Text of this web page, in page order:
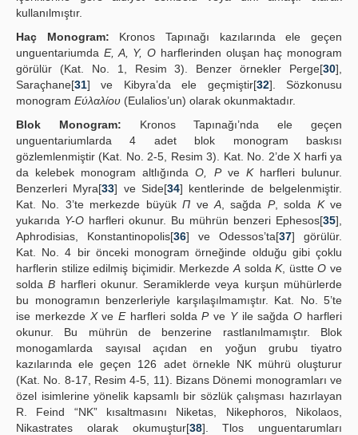
kullanılmıştır.
Haç Monogram: Kronos Tapınağı kazılarında ele geçen
unguentariumda E, A, Y, O harflerinden oluşan haç monogram
görülür (Kat. No. 1, Resim 3). Benzer örnekler Perge[30],
Saraçhane[31] ve Kibyra’da ele geçmiştir[32]. Sözkonusu
monogram Εύλαλίου (Eulalios’un) olarak okunmaktadır.
Blok Monogram: Kronos Tapınağı’nda ele geçen
unguentariumlarda 4 adet blok monogram baskısı
gözlemlenmiştir (Kat. No. 2-5, Resim 3). Kat. No. 2’de X harfi ya
da kelebek monogram altlığındaO, Pve Kharfleri bulunur.
Benzerleri Myra[33] ve Side[34] kentlerinde de belgelenmiştir.
Kat. No. 3’te merkezde büyükΠ ve A, sağda P, solda Kve
yukarıda Y-O harfleri okunur. Bu mührün benzeri Ephesos[35],
Aphrodisias, Konstantinopolis[36] ve Odessos’ta[37] görülür.
Kat. No. 4 bir önceki monogram örneğinde olduğu gibi çoklu
harflerin stilize edilmiş biçimidir. Merkezde A soldaK, üstteO ve
soldaB harfleri okunur. Seramiklerde veya kurşun mühürlerde
bu monogramın benzerleriyle karşılaşılmamıştır. Kat. No. 5’te
ise merkezde XveEharfleri soldaPve Yile sağdaO harfleri
okunur. Bu mührün de benzerine rastlanılmamıştır. Blok
monogamlarda sayısal açıdan en yoğun grubu tiyatro
kazılarında ele geçen 126 adet örnekle NK mührü oluşturur
(Kat. No. 8-17, Resim 4-5, 11). Bizans Dönemi monogramları ve
özel isimlerine yönelik kapsamlı bir sözlük çalışması hazırlayan
R. Feind “NK” kısaltmasını Niketas, Nikephoros, Nikolaos,
Nikastrates olarak okumuştur[38]. Tlos unguentarumları